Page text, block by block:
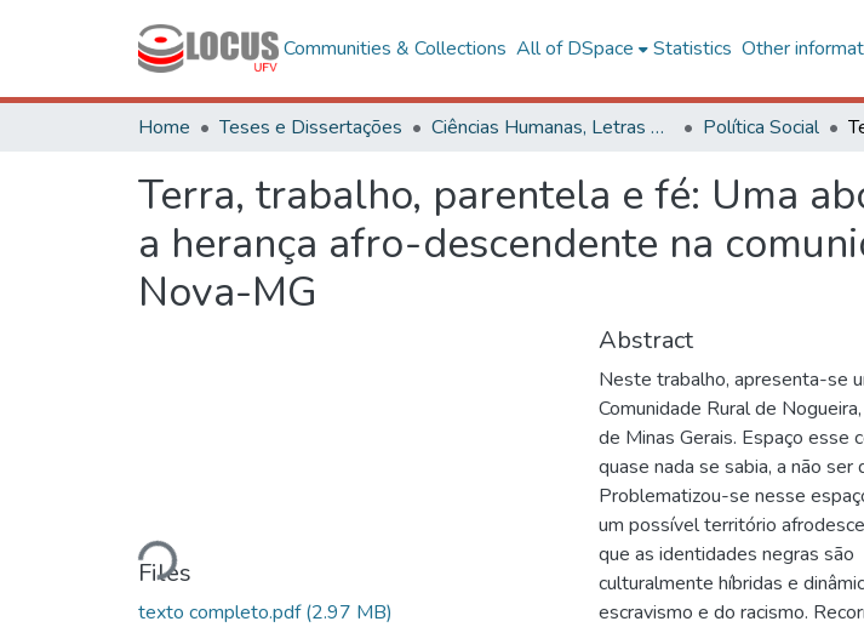
Communities & Collections All of DSpace Statistics Other
Home Teses e Dissertações Ciências Humanas, Letras e Artes Política Social
Terra, trabalho, parentela e fé: Uma
a herança afro-descendente na
Nova-MG
Loading...
Files
texto completo.pdf(2.97 MB)
Abstract
Neste trabalho, apresenta-se
Comunidade Rural de
de Minas Gerais. Espaço esse
quase nada se sabia, a não
Problematizou-se nesse
um possível território
que as identidades negras são
culturalmente híbridas e
escravismo e do racismo.